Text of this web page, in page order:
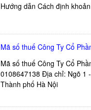
Hướng dẫn Cách định
Mã số thuế Công Ty Cổ
Mã số thuế Công Ty Cổ
0108647138 Địa chỉ: Ngõ 1
Thành phố Hà Nội